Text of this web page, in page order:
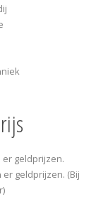
er geldprijzen.
geldprijzen. (Bij